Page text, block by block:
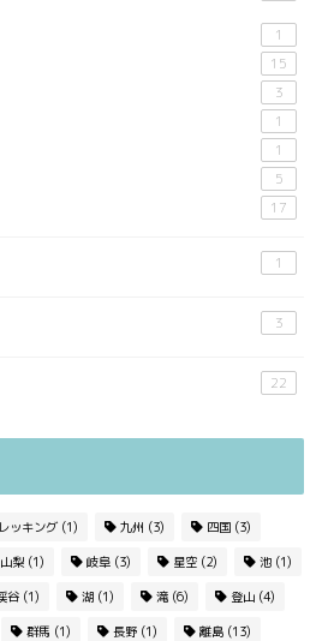
1
15
3
1
1
5
17
1
3
22
ッキング (1) 九州 (3) 四国 (3)
山梨 (1) 岐阜 (3) 星空 (2) 池 (1)
谷 (1) 湖 (1) 滝 (6) 登山 (4)
群馬 (1) 長野 (1) 離島 (13)